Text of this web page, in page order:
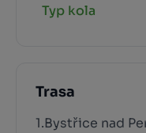
Typ kola
Trasa
1.Bystřice nad